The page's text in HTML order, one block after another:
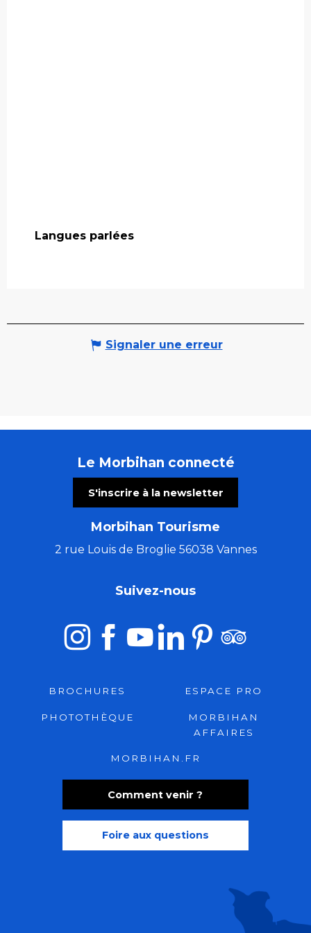
Langues parlées
Langues parlées
Signaler une erreur
Le Morbihan connecté
S'inscrire à la newsletter
Morbihan Tourisme
2 rue Louis de Broglie 56038 Vannes
Comment venir ?
Foire aux questions
Suivez-nous
BROCHURES ESPACE PRO
PHOTOTHÈQUE
MORBIHAN
AFFAIRES
MORBIHAN.FR